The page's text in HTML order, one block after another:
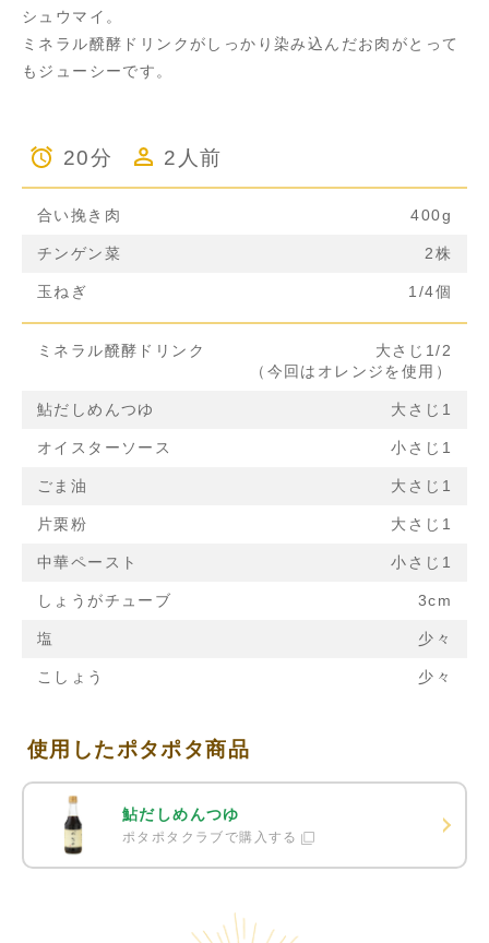
シュウマイ。
ミネラル醗酵ドリンクがしっかり染み込んだお肉がとって
もジューシーです。
20分 2人前
合い挽き肉 400g
チンゲン菜 2株
玉ねぎ 1/4個
ミネラル醗酵ドリンク
大さじ1/2
（今回はオレンジを使用）
鮎だしめんつゆ 大さじ1
オイスターソース 小さじ1
ごま油 大さじ1
片栗粉 大さじ1
中華ペースト 小さじ1
しょうがチューブ 3cm
塩 少々
こしょう 少々
使用したポタポタ商品
鮎だしめんつゆ
ポタポタクラブで購入する